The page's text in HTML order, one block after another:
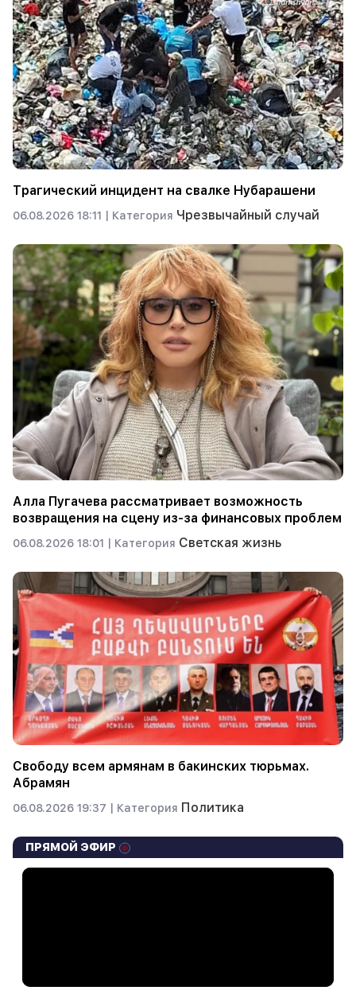
Трагический инцидент на свалке Нубарашени
06.08.2026 18:11 | Категория Чрезвычайный случай
Алла Пугачева рассматривает возможность
возвращения на сцену из-за финансовых проблем
06.08.2026 18:01 | Категория Светская жизнь
Свободу всем армянам в бакинских тюрьмах.
Абрамян
06.08.2026 19:37 | Категория Политика
ПРЯМОЙ ЭФИР